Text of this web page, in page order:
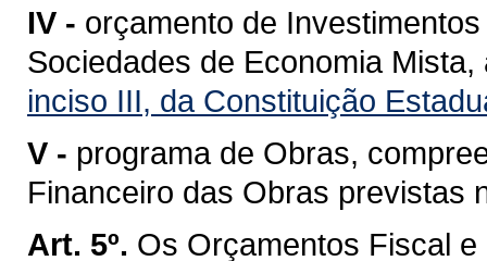
IV - orçamento de
Sociedades de Economia
inciso III, da Constituição
V - programa de Obras,
Financeiro das Obras previstas
Art. 5º. Os Orçamentos Fiscal